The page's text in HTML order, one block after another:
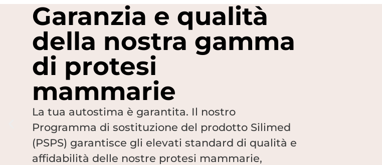
Garanzia e qualità
della nostra gamma
di protesi
mammarie
La tua autostima è garantita. Il nostro
Programma di sostituzione del prodotto Silimed
(PSPS) garantisce gli elevati standard di qualità e
affidabilità delle nostre protesi mammarie,